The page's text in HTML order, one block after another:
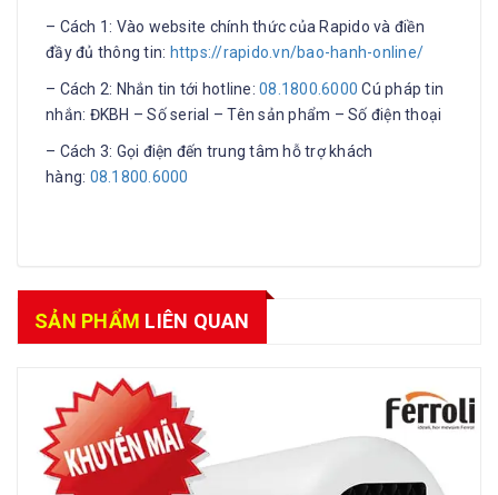
– Cách 1: Vào website chính thức của Rapido và điền
đầy đủ thông tin: https://rapido.vn/bao-hanh-online/
– Cách 2: Nhắn tin tới hotline: 08.1800.6000 Cú pháp tin
nhắn: ĐKBH – Số serial – Tên sản phẩm – Số điện thoại
– Cách 3: Gọi điện đến trung tâm hỗ trợ khách
hàng: 08.1800.6000
SẢN PHẨM LIÊN QUAN